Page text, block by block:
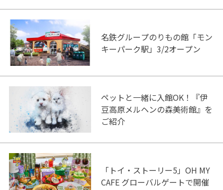
名鉄グループのりもの館「モン
キーパーク駅」3/2オープン
ペットと一緒に入館OK！『伊
豆高原メルヘンの森美術館』を
ご紹介
「トイ・ストーリー5」OH MY
CAFE グローバルゲートで開催